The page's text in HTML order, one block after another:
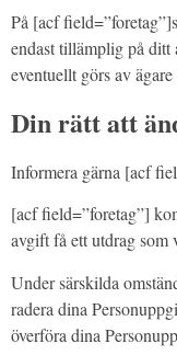
På [acf
endast tillämplig på ditt
eventuellt görs av
Din rätt att
Informera gärna [acf
[acf field=”foretag”]
avgift få ett utdrag som
Under särskilda
radera dina
överföra dina